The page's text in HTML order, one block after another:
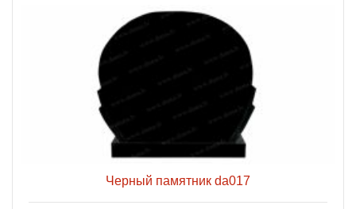
Черный памятник da017